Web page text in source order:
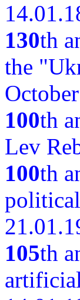
130th
the
100th
Lev
100th
105th